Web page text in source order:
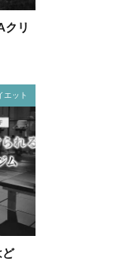
クリ
エット
ど